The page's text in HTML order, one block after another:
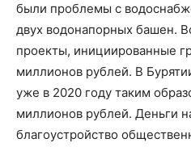
были проблемы с
двух водонапорных башен.
проекты, инициированные
миллионов рублей. В
уже в 2020 году таким
миллионов рублей. Деньги
благоустройство